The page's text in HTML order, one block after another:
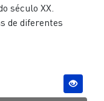
século XX.
de diferentes